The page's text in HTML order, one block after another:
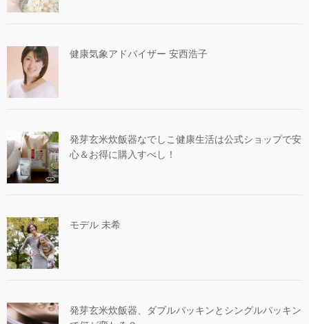
健康気象アドバイザー 安西浩子
発芽玄米炊飯器なでしこ健康生活は公式ショップで安
心＆お得に購入すべし！
モデル 未希
発芽玄米炊飯器、ダブルパッキンとシングルパッキン